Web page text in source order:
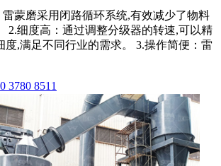
雷蒙磨采用闭路循环系统,有效减少了物料
2.细度高：通过调整分级器的转速,可以精
度,满足不同行业的需求。 3.操作简便：雷
3780 8511